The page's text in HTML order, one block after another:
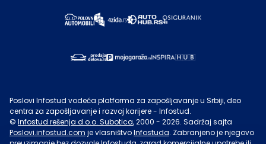
Poslovi Infostud vodeća platforma za zapošljavanje u Srbiji, deo
centra za zapošljavanje i razvoj karijere - Infostud.
© Infostud rešenja d.o.o. Subotica, 2000 - 2026. Sadržaj sajta
Poslovi.infostud.com je vlasništvoInfostuda. Zabranjeno je njegovo